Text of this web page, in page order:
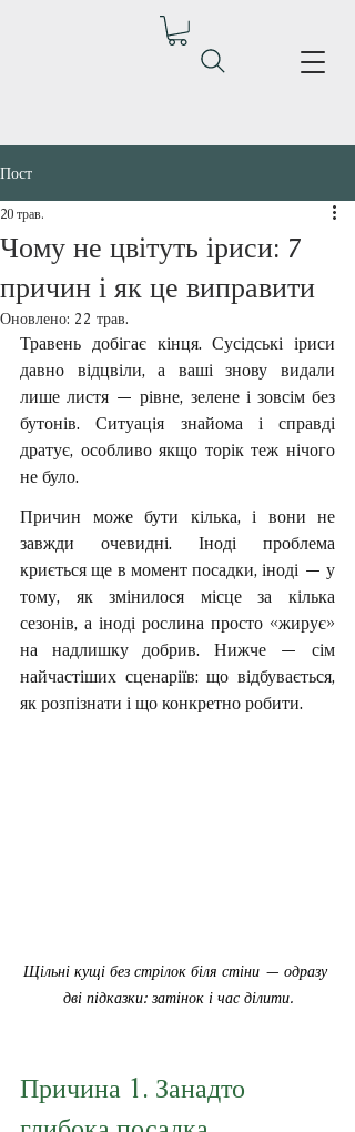
Пост
Чому не цвітуть іриси: 7
причин і як це виправити
20 трав.
Оновлено: 22 трав.
Травень добігає кінця. Сусідські іриси
давно відцвіли, а ваші знову видали
лише листя — рівне, зелене і зовсім без
бутонів. Ситуація знайома і справді
дратує, особливо якщо торік теж нічого
не було.
Причин може бути кілька, і вони не
завжди очевидні. Іноді проблема
криється ще в момент посадки, іноді — у
тому, як змінилося місце за кілька
сезонів, а іноді рослина просто «жирує»
на надлишку добрив. Нижче — сім
найчастіших сценаріїв: що відбувається,
як розпізнати і що конкретно робити.
Щільні кущі без стрілок біля стіни — одразу
дві підказки: затінок і час ділити.
Причина 1. Занадто